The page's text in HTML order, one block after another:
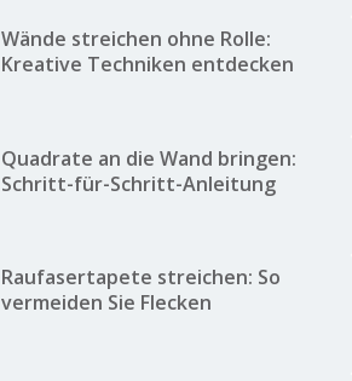
Wände streichen ohne Rolle:
Kreative Techniken entdecken
Quadrate an die Wand bringen:
Schritt-für-Schritt-Anleitung
Raufasertapete streichen: So
vermeiden Sie Flecken